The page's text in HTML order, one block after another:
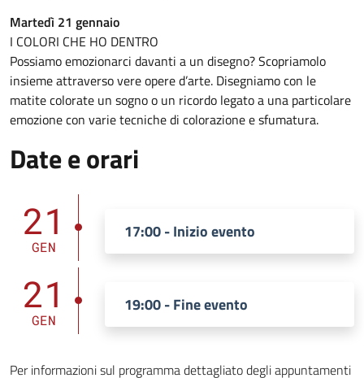
Martedì 21 gennaio
I COLORI CHE HO DENTRO
Possiamo emozionarci davanti a un disegno? Scopriamolo
insieme attraverso vere opere d’arte. Disegniamo con le
matite colorate un sogno o un ricordo legato a una particolare
emozione con varie tecniche di colorazione e sfumatura.
Date e orari
21
GEN
17:00 - Inizio evento
21
GEN
19:00 - Fine evento
Per informazioni sul programma dettagliato degli appuntamenti